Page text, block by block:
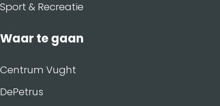
Sport & Recreatie
Waar te gaan
Centrum Vught
DePetrus